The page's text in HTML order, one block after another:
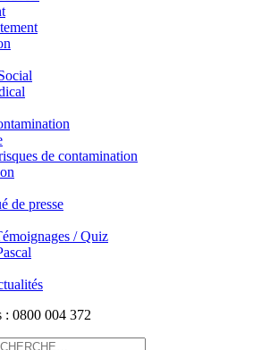
de contamination
de presse
/ Quiz